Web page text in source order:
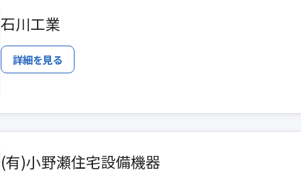
石川工業
詳細を見る
(有)小野瀬住宅設備機器